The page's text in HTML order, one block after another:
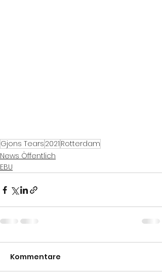
Gjons Tears 2021 Rotterdam
News Öffentlich
EBU
Kommentare